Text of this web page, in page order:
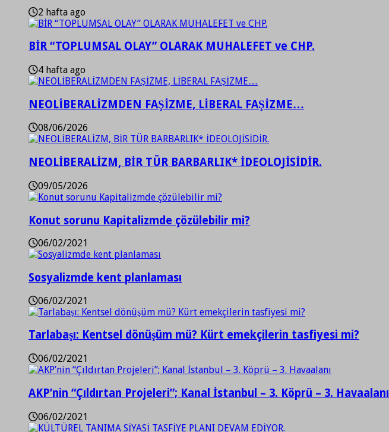
2 hafta ago
BİR “TOPLUMSAL OLAY” OLARAK MUHALEFET ve CHP.
4 hafta ago
NEOLİBERALİZMDEN FAŞİZME, LİBERAL FAŞİZME…
08/06/2026
NEOLİBERALİZM, BİR TÜR BARBARLIK* İDEOLOJİSİDİR.
09/05/2026
Konut sorunu Kapitalizmde çözülebilir mi?
06/02/2021
Sosyalizmde kent planlaması
06/02/2021
Tarlabaşı: Kentsel dönüşüm mü? Kürt emekçilerin tasfiyesi mi?
06/02/2021
AKP’nin “Çıldırtan Projeleri”; Kanal İstanbul – 3. Köprü – 3. Havaalanı
06/02/2021